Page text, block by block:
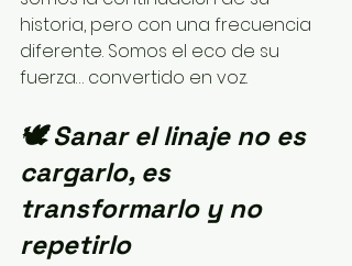
historia, pero con una frecuencia
diferente. Somos el eco de su
fuerza… convertido en voz.
🕊️ Sanar el linaje no es
cargarlo, es
transformarlo y no
repetirlo